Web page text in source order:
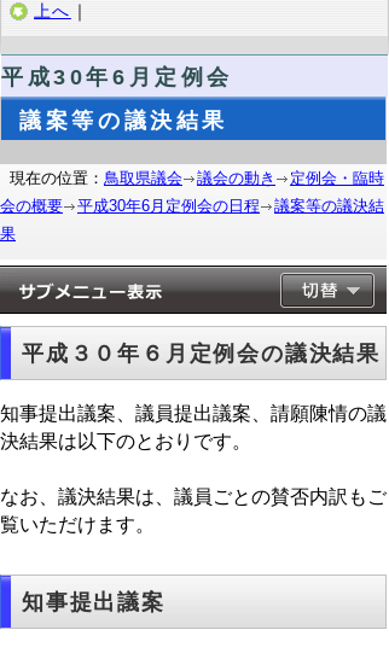
上へ ｜
平成30年6月定例会
議案等の議決結果
現在の位置： 鳥取県議会 議会の動き
定例会・臨時
会の概要
平成30年6月定例会の日程
議案等の議決結
果
平成３０年６月定例会の議決結果
知事提出議案、議員提出議案、請願陳情の議
決結果は以下のとおりです。
なお、議決結果は、議員ごとの賛否内訳もご
覧いただけます。
知事提出議案